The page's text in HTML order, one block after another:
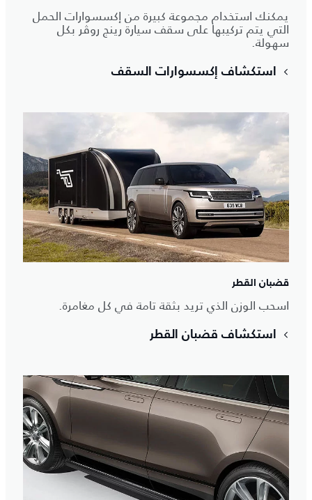
يمكنك استخدام مجموعة كبيرة من إكسسوارات الحمل
التي يتم تركيبها على سقف سيارة رينج روڤر بكل
سهولة.
استكشاف إكسسوارات السقف
قضبان القطر
اسحب الوزن الذي تريد بثقة تامة في كل مغامرة.
استكشاف قضبان القطر